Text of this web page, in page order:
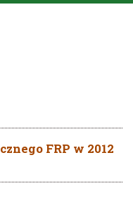
FRP w 2012